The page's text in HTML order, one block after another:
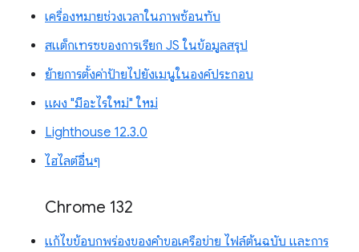
เครื่องหมายช่วงเวลาในภาพซ้อนทับ
สแต็กเทรซของการเรียก JS ในข้อมูลสรุป
ย้ายการตั้งค่าป้ายไปยังเมนูในองค์ประกอบ
แผง "มีอะไรใหม่" ใหม่
Lighthouse 12.3.0
ไฮไลต์อื่นๆ
Chrome 132
แก้ไขข้อบกพร่องของคำขอเครือข่าย ไฟล์ต้นฉบับ และการ